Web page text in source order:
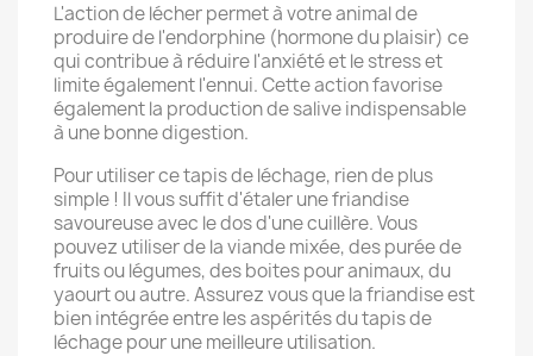
L'action de lécher permet à votre animal de
produire de l'endorphine (hormone du plaisir) ce
qui contribue à réduire l'anxiété et le stress et
limite également l'ennui. Cette action favorise
également la production de salive indispensable
à une bonne digestion.
Pour utiliser ce tapis de léchage, rien de plus
simple ! Il vous suffit d'étaler une friandise
savoureuse avec le dos d'une cuillère. Vous
pouvez utiliser de la viande mixée, des purée de
fruits ou légumes, des boites pour animaux, du
yaourt ou autre. Assurez vous que la friandise est
bien intégrée entre les aspérités du tapis de
léchage pour une meilleure utilisation.